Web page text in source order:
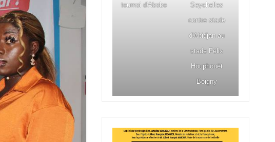
tournoi d'Abobo
Seychelles
contre stade
d'Abidjan au
stade Félix
Houphouët
Boigny